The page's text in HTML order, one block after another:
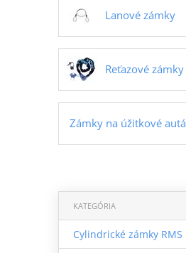
Lanové zámky
Reťazové zámky
Zámky na úžitkové autá
KATEGÓRIA
Cylindrické zámky RMS